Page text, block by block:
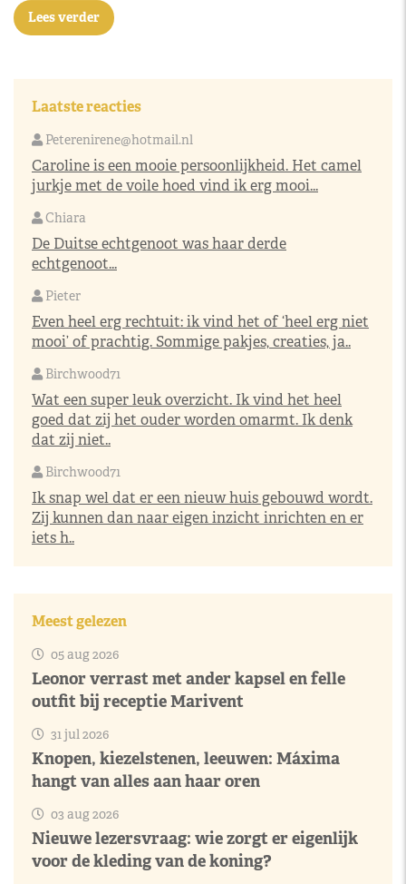
Lees verder
Laatste reacties
Peterenirene@hotmail.nl
Caroline is een mooie persoonlijkheid. Het camel
jurkje met de voile hoed vind ik erg mooi...
Chiara
De Duitse echtgenoot was haar derde
echtgenoot...
Pieter
Even heel erg rechtuit: ik vind het of ‘heel erg niet
mooi’ of prachtig. Sommige pakjes, creaties, ja..
Birchwood71
Wat een super leuk overzicht. Ik vind het heel
goed dat zij het ouder worden omarmt. Ik denk
dat zij niet..
Birchwood71
Ik snap wel dat er een nieuw huis gebouwd wordt.
Zij kunnen dan naar eigen inzicht inrichten en er
iets h..
Meest gelezen
05 aug 2026
Leonor verrast met ander kapsel en felle
outfit bij receptie Marivent
31 jul 2026
Knopen, kiezelstenen, leeuwen: Máxima
hangt van alles aan haar oren
03 aug 2026
Nieuwe lezersvraag: wie zorgt er eigenlijk
voor de kleding van de koning?